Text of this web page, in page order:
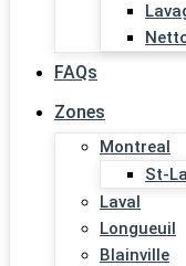
FAQs
Zones
Montreal
St-
Laval
Longueuil
Blainville